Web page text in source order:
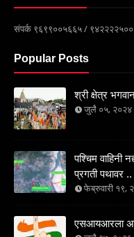
संपर्क ९६९९००५६६५ /
Popular Posts
श्री क्षेत्र
जुलै ०५, २०२४
पश्चिम वाहिनी
प्रगती पथावर ..
फेब्रुवारी १९,
एसआयआरला